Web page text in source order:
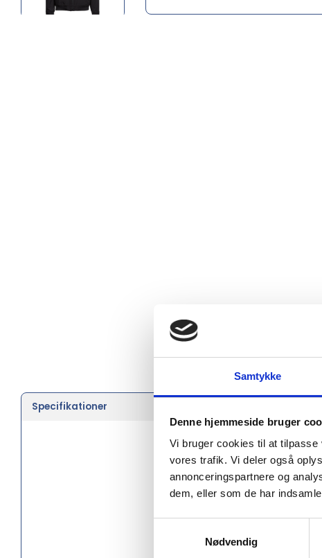
Samtykke
Denne hjemmeside bruger
Vi bruger cookies til at
vores trafik. Vi deler også
annonceringspartnere og
dem, eller som de har
Nødvendig
Specifikationer
Type
Størrelse
Brand